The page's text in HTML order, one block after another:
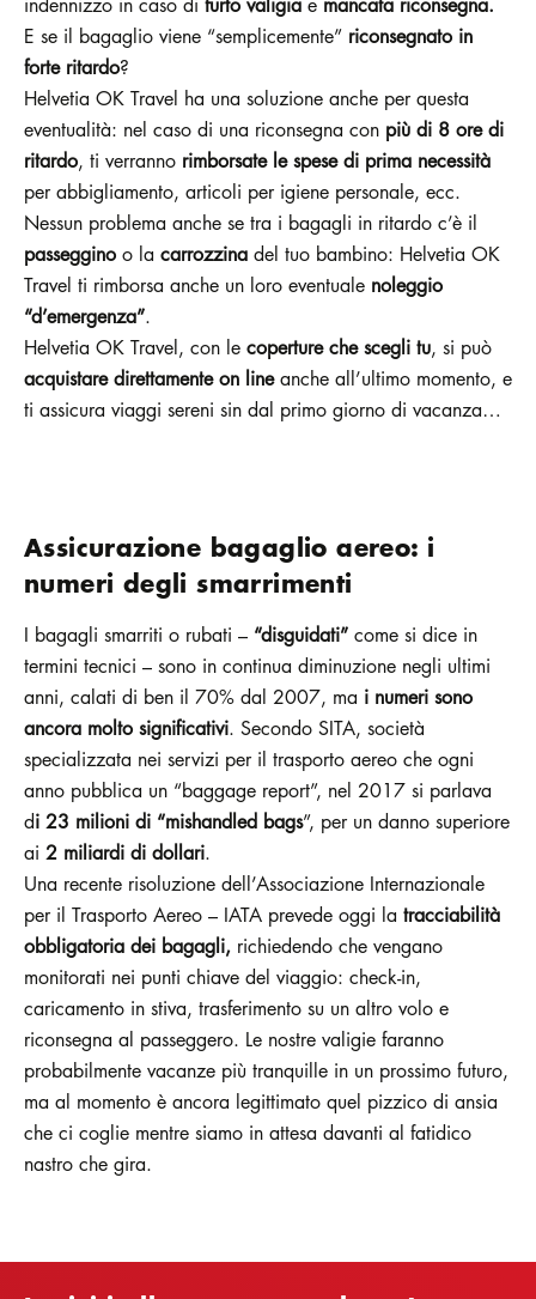
E se il bagaglio viene “semplicemente” riconsegnato in
forte ritardo?
Helvetia OK Travel ha una soluzione anche per questa
eventualità: nel caso di una riconsegna con più di 8 ore di
ritardo, ti verranno rimborsate le spese di prima necessità
per abbigliamento, articoli per igiene personale, ecc.
Nessun problema anche se tra i bagagli in ritardo c’è il
passeggino o la carrozzina del tuo bambino: Helvetia OK
Travel ti rimborsa anche un loro eventuale noleggio
“d’emergenza”.
Helvetia OK Travel, con le coperture che scegli tu, si può
acquistare direttamente on lineanche all’ultimo momento, e
ti assicura viaggi sereni sin dal primo giorno di vacanza…
Assicurazione bagaglio aereo: i
numeri degli smarrimenti
I bagagli smarriti o rubati – “disguidati” come si dice in
termini tecnici – sono in continua diminuzione negli ultimi
anni, calati di ben il 70% dal 2007, ma i numeri sono
ancora molto significativi. Secondo SITA, società
specializzata nei servizi per il trasporto aereo che ogni
anno pubblica un “baggage report”, nel 2017 si parlava
di 23 milioni di “mishandled bags”, per un danno superiore
ai 2 miliardi di dollari.
Una recente risoluzione dell’Associazione Internazionale
per il Trasporto Aereo – IATA prevede oggi la tracciabilità
obbligatoria dei bagagli, richiedendo che vengano
monitorati nei punti chiave del viaggio: check-in,
caricamento in stiva, trasferimento su un altro volo e
riconsegna al passeggero. Le nostre valigie faranno
probabilmente vacanze più tranquille in un prossimo futuro,
ma al momento è ancora legittimato quel pizzico di ansia
che ci coglie mentre siamo in attesa davanti al fatidico
nastro che gira.